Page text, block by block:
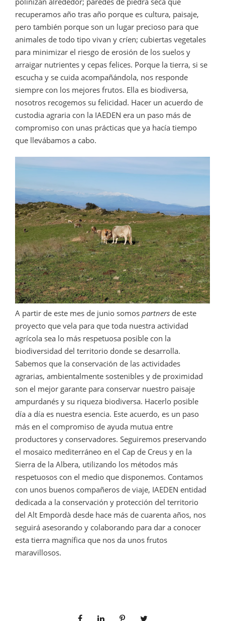
recuperamos año tras año porque es cultura, paisaje,
pero también porque son un lugar precioso para que
animales de todo tipo vivan y críen; cubiertas vegetales
para minimizar el riesgo de erosión de los suelos y
arraigar nutrientes y cepas felices. Porque la tierra, si se
escucha y se cuida acompañándola, nos responde
siempre con los mejores frutos. Ella es biodiversa,
nosotros recogemos su felicidad. Hacer un acuerdo de
custodia agraria con la IAEDEN era un paso más de
compromiso con unas prácticas que ya hacía tiempo
que llevábamos a cabo.
A partir de este mes de junio somos partners de este
proyecto que vela para que toda nuestra actividad
agrícola sea lo más respetuosa posible con la
biodiversidad del territorio donde se desarrolla.
Sabemos que la conservación de las actividades
agrarias, ambientalmente sostenibles y de proximidad
son el mejor garante para conservar nuestro paisaje
ampurdanés y su riqueza biodiversa. Hacerlo posible
día a día es nuestra esencia. Este acuerdo, es un paso
más en el compromiso de ayuda mutua entre
productores y conservadores. Seguiremos preservando
el mosaico mediterráneo en el Cap de Creus y en la
Sierra de la Albera, utilizando los métodos más
respetuosos con el medio que disponemos. Contamos
con unos buenos compañeros de viaje, IAEDEN entidad
dedicada a la conservación y protección del territorio
del Alt Empordà desde hace más de cuarenta años, nos
seguirá asesorando y colaborando para dar a conocer
esta tierra magnífica que nos da unos frutos
maravillosos.